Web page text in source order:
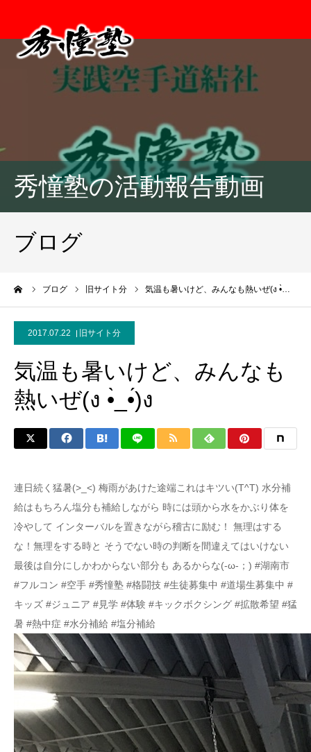
秀憧塾の活動報告動画
ブログ
ブログ 旧サイト分 気温も暑いけど、みんなも熱いぜ(ง •̀…
2017.07.22 旧サイト分
気温も暑いけど、みんなも
熱いぜ(ง •̀_•́)ง
連日続く猛暑(>_<) 梅雨があけた途端これはキツい(T^T) 水分補
給はもちろん塩分も補給しながら 時には頭から水をかぶり体を
冷やして インターバルを置きながら稽古に励む！ 無理はする
な！無理をする時と そうでない時の判断を間違えてはいけない
最後は自分にしかわからない部分も あるからな(-ω-；) #湖南市
#フルコン #空手 #秀憧塾 #格闘技 #生徒募集中 #道場生募集中 #
キッズ #ジュニア #見学 #体験 #キックボクシング #拡散希望 #猛
暑 #熱中症 #水分補給 #塩分補給